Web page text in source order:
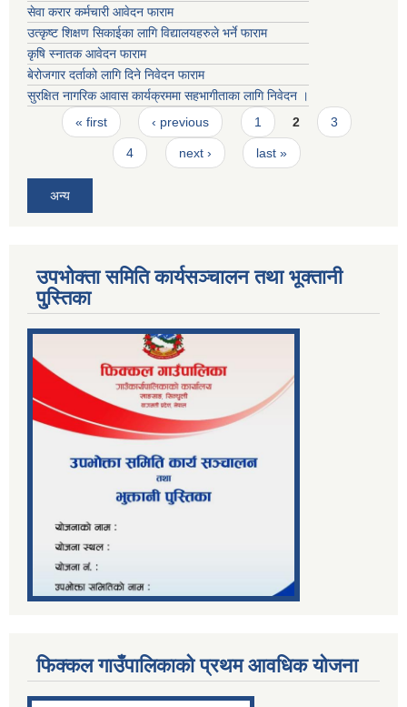
सेवा करार कर्मचारी आवेदन फाराम
उत्कृष्ट शिक्षण सिकाईका लागि विद्यालयहरुले भर्ने फाराम
कृषि स्नातक आवेदन फाराम
बेरोजगार दर्ताको लागि दिने निवेदन फाराम
सुरक्षित नागरिक आवास कार्यक्रममा सहभागीताका लागि निवेदन ।
Pages
« first ‹ previous 1 2 3
4 next › last »
अन्य
उपभोक्ता समिति कार्यसञ्चालन तथा भूक्तानी
पु्स्तिका
फिक्कल गाउँपालिकाको प्रथम आवधिक योजना